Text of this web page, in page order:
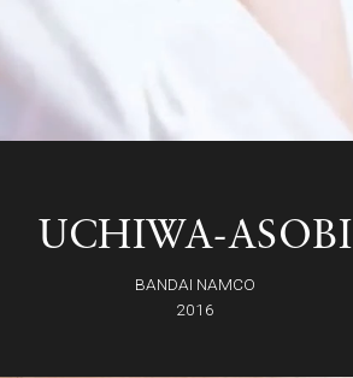
UCHIWA-ASOBI
BANDAI NAMCO
2016